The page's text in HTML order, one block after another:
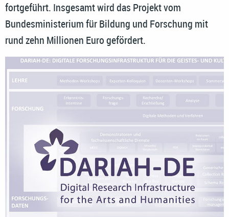
fortgeführt. Insgesamt wird das Projekt vom
Bundesministerium für Bildung und Forschung mit
rund zehn Millionen Euro gefördert.